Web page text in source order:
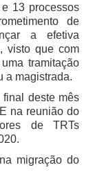
13 processos
de
a efetiva
visto que com
tramitação
a magistrada.
deste mês
na reunião do
de TRTs
migração do